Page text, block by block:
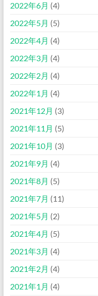
2022年6月 (4)
2022年5月 (5)
2022年4月 (4)
2022年3月 (4)
2022年2月 (4)
2022年1月 (4)
2021年12月 (3)
2021年11月 (5)
2021年10月 (3)
2021年9月 (4)
2021年8月 (5)
2021年7月 (11)
2021年5月 (2)
2021年4月 (5)
2021年3月 (4)
2021年2月 (4)
2021年1月 (4)